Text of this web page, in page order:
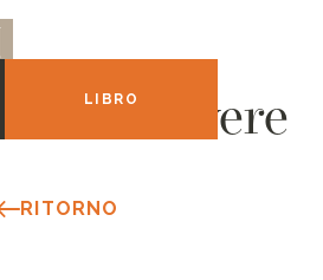
LIBRO
da vivere
RITORNO